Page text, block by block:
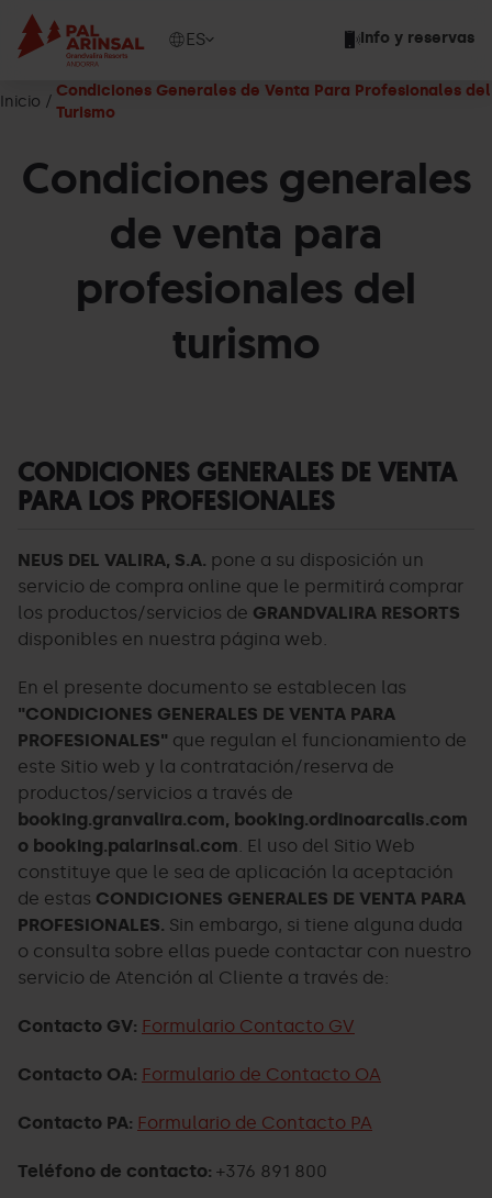
Pasar
contenido
principal
Info y reservas
Show
languages
ES
Mostrar
Inicio
Condiciones Generales de Venta Para Profesionales del
Turismo
Condiciones generales
de venta para
profesionales del
turismo
CONDICIONES GENERALES DE VENTA
PARA LOS PROFESIONALES
NEUS DEL VALIRA, S.A. pone a su disposición un
servicio de compra online que le permitirá comprar
los productos/servicios de GRANDVALIRA RESORTS
disponibles en nuestra página web.
En el presente documento se establecen las
"CONDICIONES GENERALES DE VENTA PARA
PROFESIONALES" que regulan el funcionamiento de
este Sitio web y la contratación/reserva de
productos/servicios a través de
booking.granvalira.com, booking.ordinoarcalis.com
o booking.palarinsal.com. El uso del Sitio Web
constituye que le sea de aplicación la aceptación
de estas CONDICIONES GENERALES DE VENTA PARA
PROFESIONALES. Sin embargo, si tiene alguna duda
o consulta sobre ellas puede contactar con nuestro
servicio de Atención al Cliente a través de:
Contacto GV: Formulario Contacto GV
Contacto OA: Formulario de Contacto OA
Contacto PA: Formulario de Contacto PA
Teléfono de contacto: +376 891 800